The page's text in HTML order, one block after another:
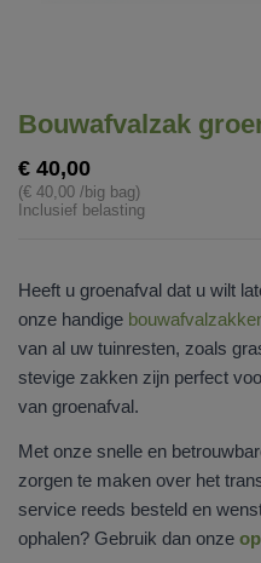
Bouwafvalzak
€ 40,00
(€ 40,00 /big bag)
Inclusief belasting
Heeft u groenafval dat u wilt
onze handige
van al uw tuinresten, zoals
stevige zakken zijn perfect
van groenafval.
Met onze snelle en
zorgen te maken over het
service reeds besteld en
ophalen? Gebruik dan onze